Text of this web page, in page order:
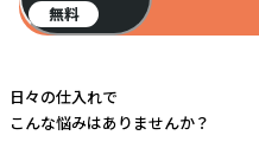
無料
日々の仕入れで
こんな悩みはありませんか？